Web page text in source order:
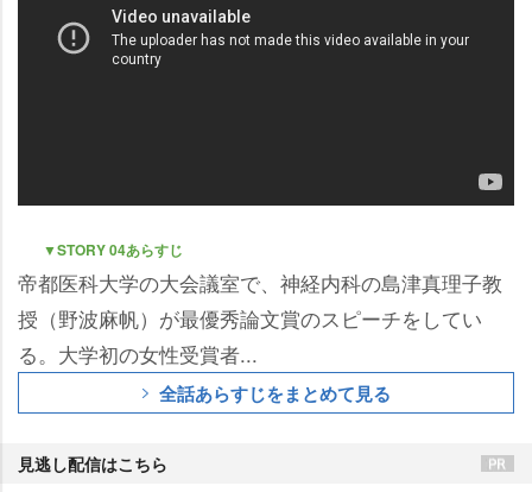
▼STORY 04あらすじ
帝都医科大学の大会議室で、神経内科の島津真理子教
授（野波麻帆）が最優秀論文賞のスピーチをしてい
る。大学初の女性受賞者...
全話あらすじをまとめて見る
見逃し配信はこちら